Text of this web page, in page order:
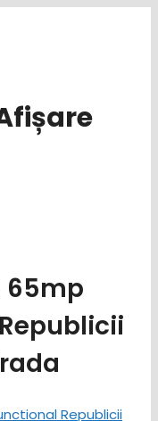
65mp